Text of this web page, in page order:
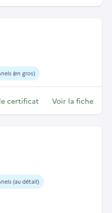
(en gros)
certificat Voir la fiche
(au détail)